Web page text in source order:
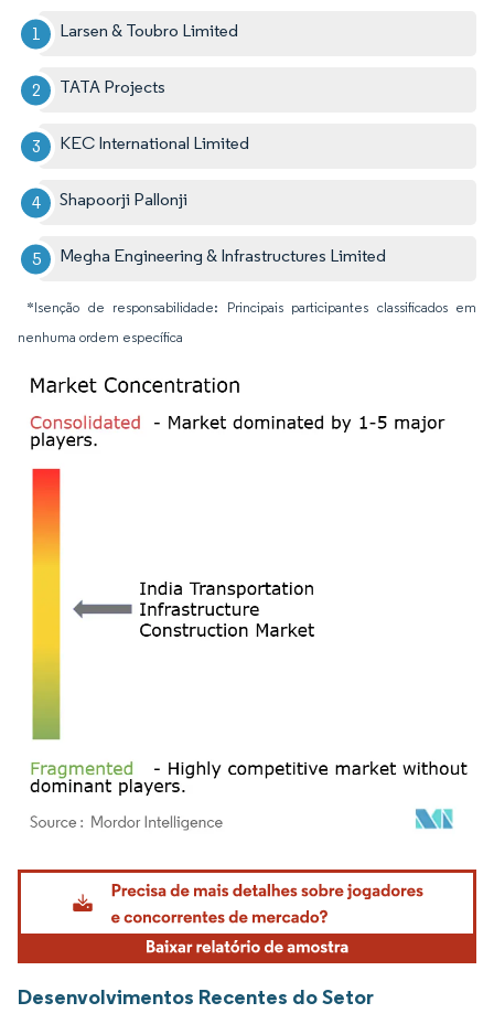
Larsen & Toubro Limited
TATA Projects
KEC International Limited
Shapoorji Pallonji
Megha Engineering & Infrastructures Limited
*Isenção de responsabilidade: Principais participantes classificados em
nenhuma ordem específica
Imagem © Mordor Intelligence. O reuso requer atribuição conforme CC BY 4.0.
Desenvolvimentos Recentes do Setor